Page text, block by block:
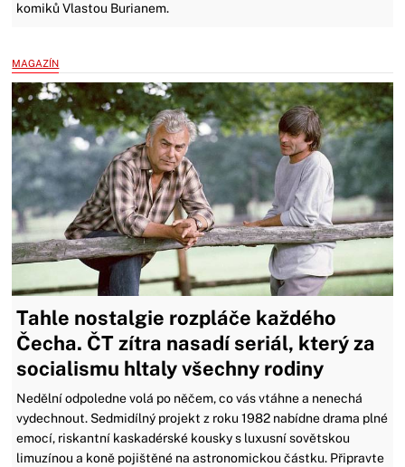
komiků Vlastou Burianem.
MAGAZÍN
Tahle nostalgie rozpláče každého
Čecha. ČT zítra nasadí seriál, který za
socialismu hltaly všechny rodiny
Nedělní odpoledne volá po něčem, co vás vtáhne a nenechá
vydechnout. Sedmidílný projekt z roku 1982 nabídne drama plné
emocí, riskantní kaskadérské kousky s luxusní sovětskou
limuzínou a koně pojištěné na astronomickou částku. Připravte